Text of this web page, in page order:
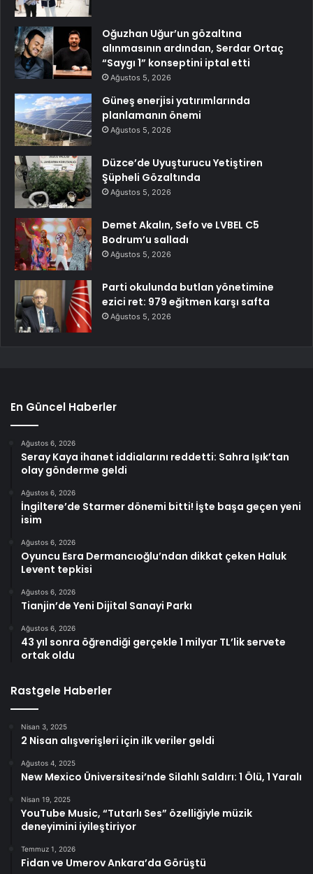
Oğuzhan Uğur’un gözaltına
alınmasının ardından, Serdar Ortaç
“Saygı 1” konseptini iptal etti
Ağustos 5, 2026
Güneş enerjisi yatırımlarında
planlamanın önemi
Ağustos 5, 2026
Düzce’de Uyuşturucu Yetiştiren
Şüpheli Gözaltında
Ağustos 5, 2026
Demet Akalın, Sefo ve LVBEL C5
Bodrum’u salladı
Ağustos 5, 2026
Parti okulunda butlan yönetimine
ezici ret: 979 eğitmen karşı safta
Ağustos 5, 2026
En Güncel Haberler
Ağustos 6, 2026
Seray Kaya ihanet iddialarını reddetti: Sahra Işık’tan
olay gönderme geldi
Ağustos 6, 2026
İngiltere’de Starmer dönemi bitti! İşte başa geçen yeni
isim
Ağustos 6, 2026
Oyuncu Esra Dermancıoğlu’ndan dikkat çeken Haluk
Levent tepkisi
Ağustos 6, 2026
Tianjin’de Yeni Dijital Sanayi Parkı
Ağustos 6, 2026
43 yıl sonra öğrendiği gerçekle 1 milyar TL’lik servete
ortak oldu
Rastgele Haberler
Nisan 3, 2025
2 Nisan alışverişleri için ilk veriler geldi
Ağustos 4, 2025
New Mexico Üniversitesi’nde Silahlı Saldırı: 1 Ölü, 1 Yaralı
Nisan 19, 2025
YouTube Music, “Tutarlı Ses” özelliğiyle müzik
deneyimini iyileştiriyor
Temmuz 1, 2026
Fidan ve Umerov Ankara’da Görüştü